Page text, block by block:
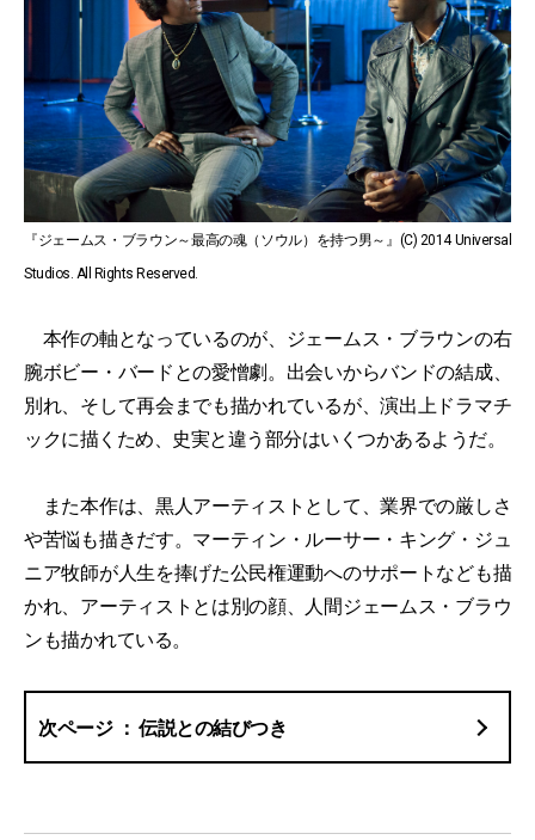
『ジェームス・ブラウン～最高の魂（ソウル）を持つ男～』(C) 2014 Universal
Studios. All Rights Reserved.
本作の軸となっているのが、ジェームス・ブラウンの右
腕ボビー・バードとの愛憎劇。出会いからバンドの結成、
別れ、そして再会までも描かれているが、演出上ドラマチ
ックに描くため、史実と違う部分はいくつかあるようだ。
また本作は、黒人アーティストとして、業界での厳しさ
や苦悩も描きだす。マーティン・ルーサー・キング・ジュ
ニア牧師が人生を捧げた公民権運動へのサポートなども描
かれ、アーティストとは別の顔、人間ジェームス・ブラウ
ンも描かれている。
伝説との結びつき